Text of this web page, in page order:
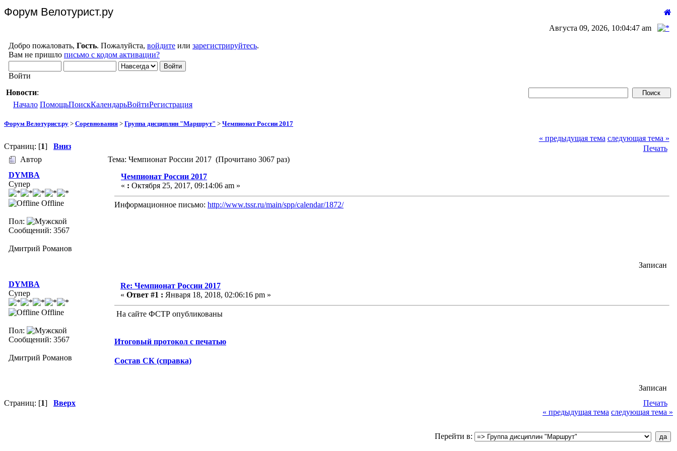
Форум Велотурист.ру
Августа 09, 2026, 10:04:47 am
Добро пожаловать, Гость. Пожалуйста, войдите или зарегистрируйтесь.
Вам не пришло письмо с кодом активации?
Войти
Новости:
Начало ПомощьПоискКалендарьВойтиРегистрация
Форум Велотурист.ру > Соревнования > Группа дисциплин "Маршрут" > Чемпионат России 2017
Страниц: [1] Вниз
« предыдущая тема следующая тема »
Печать
Автор
Тема: Чемпионат России 2017 (Прочитано 3067 раз)
DYMBA
Супер
Offline
Пол:
Сообщений: 3567
Дмитрий Романов
Чемпионат России 2017
« : Октября 25, 2017, 09:14:06 am »
Информационное письмо: http://www.tssr.ru/main/spp/calendar/1872/
Записан
DYMBA
Супер
Offline
Пол:
Сообщений: 3567
Дмитрий Романов
Re: Чемпионат России 2017
« Ответ #1 : Января 18, 2018, 02:06:16 pm »
На сайте ФСТР опубликованы
Итоговый протокол с печатью
Состав СК (справка)
Записан
Страниц: [1] Вверх
Печать
« предыдущая тема следующая тема »
Перейти в: